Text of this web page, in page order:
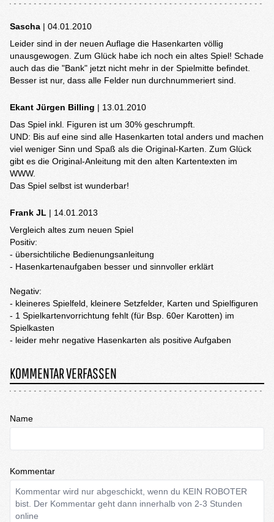
Sascha | 04.01.2010
Leider sind in der neuen Auflage die Hasenkarten völlig
unausgewogen. Zum Glück habe ich noch ein altes Spiel! Schade
auch das die "Bank" jetzt nicht mehr in der Spielmitte befindet.
Besser ist nur, dass alle Felder nun durchnummeriert sind.
Ekant Jürgen Billing | 13.01.2010
Das Spiel inkl. Figuren ist um 30% geschrumpft.
UND: Bis auf eine sind alle Hasenkarten total anders und machen
viel weniger Sinn und Spaß als die Original-Karten. Zum Glück
gibt es die Original-Anleitung mit den alten Kartentexten im
WWW.
Das Spiel selbst ist wunderbar!
Frank JL | 14.01.2013
Vergleich altes zum neuen Spiel
Positiv:
- übersichtiliche Bedienungsanleitung
- Hasenkartenaufgaben besser und sinnvoller erklärt
Negativ:
- kleineres Spielfeld, kleinere Setzfelder, Karten und Spielfiguren
- 1 Spielkartenvorrichtung fehlt (für Bsp. 60er Karotten) im
Spielkasten
- leider mehr negative Hasenkarten als positive Aufgaben
KOMMENTAR VERFASSEN
Name
Kommentar